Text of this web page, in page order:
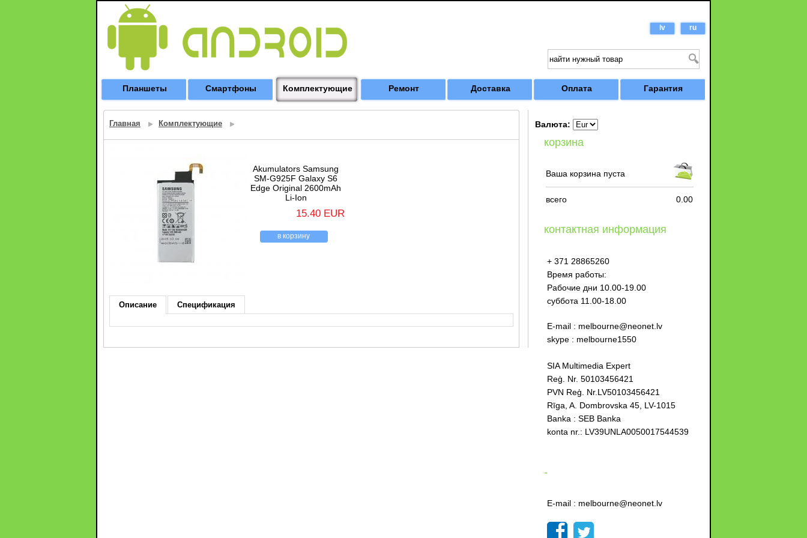
lv ru
Планшеты Смартфоны Комплектующие Ремонт Доставка Оплата Гарантия
Главная Комплектующие
Akumulators Samsung
SM-G925F Galaxy S6
Edge Original 2600mAh
Li-Ion
15.40 EUR
в корзину
Описание Спецификация
Валюта:
корзина
Ваша корзина пуста
всего 0.00
контактная информация
+ 371 28865260
Время работы:
Рабочие дни 10.00-19.00
суббота 11.00-18.00
E-mail : melbourne@neonet.lv
skype : melbourne1550
SIA Multimedia Expert
Reģ. Nr. 50103456421
PVN Reģ. Nr.LV50103456421
Rīga, A. Dombrovska 45, LV-1015
Banka : SEB Banka
konta nr.: LV39UNLA0050017544539
-
E-mail : melbourne@neonet.lv